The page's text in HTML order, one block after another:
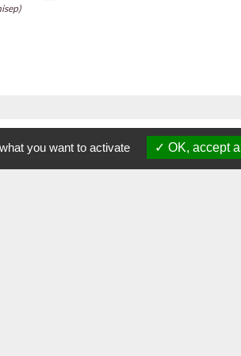
Contacts
you want to activate OK, accept all